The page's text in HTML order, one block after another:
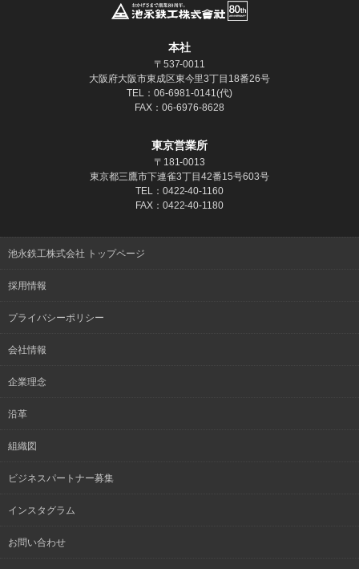
本社
〒537-0011
大阪府大阪市東成区東今里3丁目18番26号
TEL：06-6981-0141(代)
FAX：06-6976-8628
東京営業所
〒181‐0013
東京都三鷹市下連雀3丁目42番15号603号
TEL：0422-40-1160
FAX：0422-40-1180
池永鉄工株式会社 トップページ
採用情報
プライバシーポリシー
会社情報
企業理念
沿革
組織図
ビジネスパートナー募集
インスタグラム
お問い合わせ